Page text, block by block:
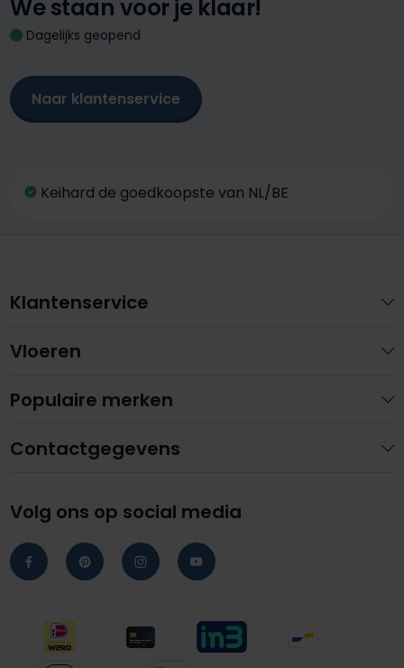
We staan voor je klaar!
Dagelijks geopend
Naar klantenservice
Keihard de goedkoopste van NL/BE
Contactgegevens
Volg ons op social media
Klantenservice
Vloeren
Populaire merken